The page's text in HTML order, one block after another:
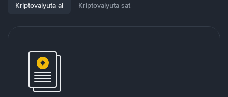
Kriptovalyuta al Kriptovalyuta sat